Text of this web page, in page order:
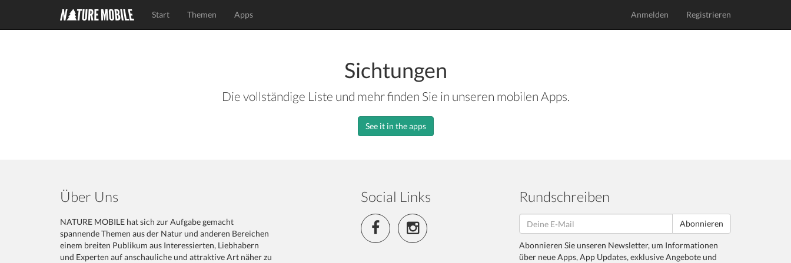
Start Themen Apps Anmelden Registrieren
Sichtungen
Die vollständige Liste und mehr finden Sie in unseren mobilen Apps.
See it in the apps
Über Uns
NATURE MOBILE hat sich zur Aufgabe gemacht
spannende Themen aus der Natur und anderen Bereichen
einem breiten Publikum aus Interessierten, Liebhabern
und Experten auf anschauliche und attraktive Art näher zu
Social Links Rundschreiben
Abonnieren
Abonnieren Sie unseren Newsletter, um Informationen
über neue Apps, App Updates, exklusive Angebote und